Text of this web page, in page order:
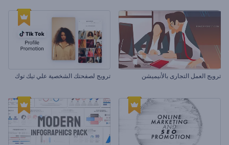
ترويج العمل التجارى بالأنيميشن ترويج لصفحتك الشخصية علي تيك توك